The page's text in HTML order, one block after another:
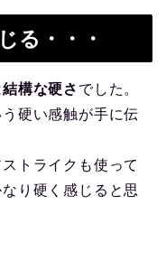
る・・・
結構な硬さ でした。
硬い感触が手に伝
トライクも使って
り硬く感じると思